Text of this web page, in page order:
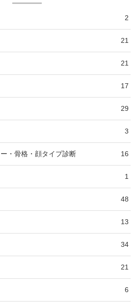
2
21
21
17
29
3
・骨格・顔タイプ診断 16
1
48
13
34
21
6